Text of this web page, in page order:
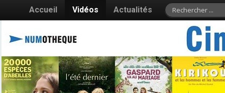
Accueil Vidéos Actualités